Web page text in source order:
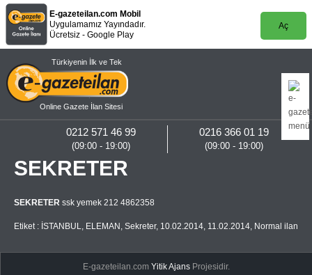
E-gazeteilan.com Mobil
Uygulamamız Yayındadır.
Ücretsiz - Google Play
Aç
Türkiyenin İlk ve Tek
Online Gazete İlan Sitesi
0216 366 01 19
(09:00 - 19:00)
0212 571 46 99
(09:00 - 19:00)
SEKRETER
SEKRETER ssk yemek 212 4862358
Etiket : İSTANBUL, ELEMAN , Sekreter, 10.02.2014, 11.02.2014, Normal ilan
E-gazeteilan.comYitik Ajans Projesidir.